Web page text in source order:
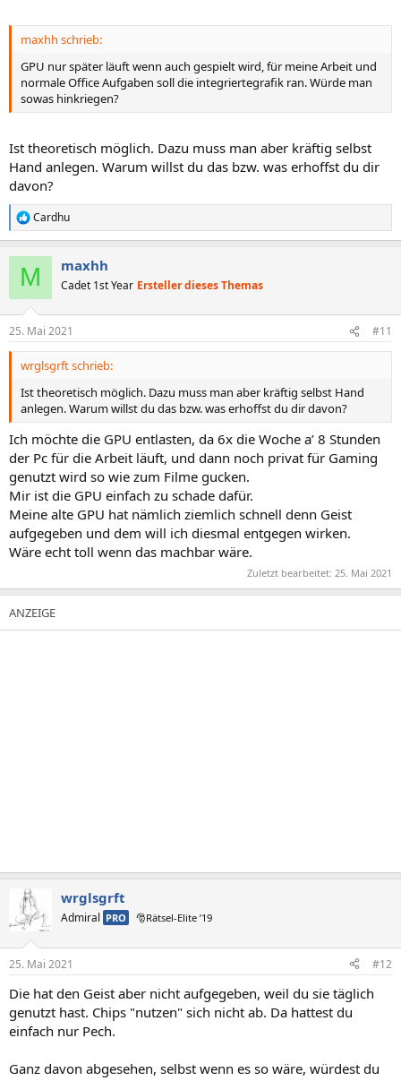
maxhh schrieb:
GPU nur später läuft wenn auch gespielt wird, für meine Arbeit und
normale Office Aufgaben soll die integriertegrafik ran. Würde man
sowas hinkriegen?
Ist theoretisch möglich. Dazu muss man aber kräftig selbst
Hand anlegen. Warum willst du das bzw. was erhoffst du dir
davon?
R
e
e
n
Cardhu
M maxhh
Cadet 1st Year Ersteller dieses Themas
25. Mai 2021 #11
wrglsgrft schrieb:
Ist theoretisch möglich. Dazu muss man aber kräftig selbst Hand
anlegen. Warum willst du das bzw. was erhoffst du dir davon?
Ich möchte die GPU entlasten, da 6x die Woche a’ 8 Stunden
der Pc für die Arbeit läuft, und dann noch privat für Gaming
genutzt wird so wie zum Filme gucken.
Mir ist die GPU einfach zu schade dafür.
Meine alte GPU hat nämlich ziemlich schnell denn Geist
aufgegeben und dem will ich diesmal entgegen wirken.
Wäre echt toll wenn das machbar wäre.
Zuletzt bearbeitet: 25. Mai 2021
wrglsgrft
Admiral PRO 🎅Rätsel-Elite ’19
25. Mai 2021 #12
Die hat den Geist aber nicht aufgegeben, weil du sie täglich
genutzt hast. Chips "nutzen" sich nicht ab. Da hattest du
einfach nur Pech.
Ganz davon abgesehen, selbst wenn es so wäre, würdest du